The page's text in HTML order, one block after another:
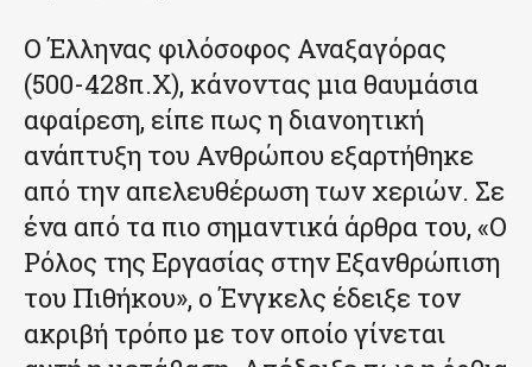
Ο Έλληνας φιλόσοφος Αναξαγόρας
(500-428π.Χ), κάνοντας μια θαυμάσια
αφαίρεση, είπε πως η διανοητική
ανάπτυξη του Ανθρώπου εξαρτήθηκε
από την απελευθέρωση των χεριών. Σε
ένα από τα πιο σημαντικά άρθρα του, «Ο
Ρόλος της Εργασίας στην Εξανθρώπιση
του Πιθήκου», ο Ένγκελς έδειξε τον
ακριβή τρόπο με τον οποίο γίνεται